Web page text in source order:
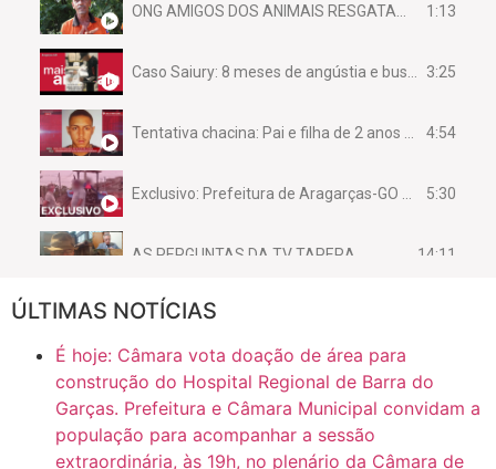
ONG AMIGOS DOS ANIMAIS RESGATAM EMA FERIDA NA BR 070 1:13
Caso Saiury: 8 meses de angústia e busca por justiça 3:25
Tentativa chacina: Pai e filha de 2 anos assassinados em casa enquanto dormiam 4:54
Exclusivo: Prefeitura de Aragarças-GO sob suspeita de desviar maquinário público para uso privado. 5:30
AS PERGUNTAS DA TV TAPERA 14:11
CASO SAIURY - SEM CORTES
Mini Ginásio de Aragarças- Só a bo$ta 6:31
ÚLTIMAS NOTÍCIAS
É hoje: Câmara vota doação de área para
construção do Hospital Regional de Barra do
Garças. Prefeitura e Câmara Municipal convidam a
população para acompanhar a sessão
extraordinária, às 19h, no plenário da Câmara de